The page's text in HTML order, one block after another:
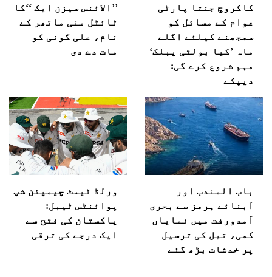
کاکروچ جنتا پارٹی
عوام کے مسائل کو
سمجھنے کیلئے اگلے
ماہ ’کیا بولتی پبلک‘
مہم شروع کرے گی:
دیپکے
’’الائنس سیزن ایک ‘‘کا
ٹائٹل منی ماتھر کے
نام، علی گونی کو
مات دے دی
باب المندب اور
آبنائے ہرمز سے بحری
آمدورفت میں نمایاں
کمی، تیل کی ترسیل
پر خدشات بڑھ گئے
ورلڈ ٹیسٹ چیمپئن شپ
پوائنٹس ٹیبل:
پاکستان کی فتح سے
ایک درجے کی ترقی